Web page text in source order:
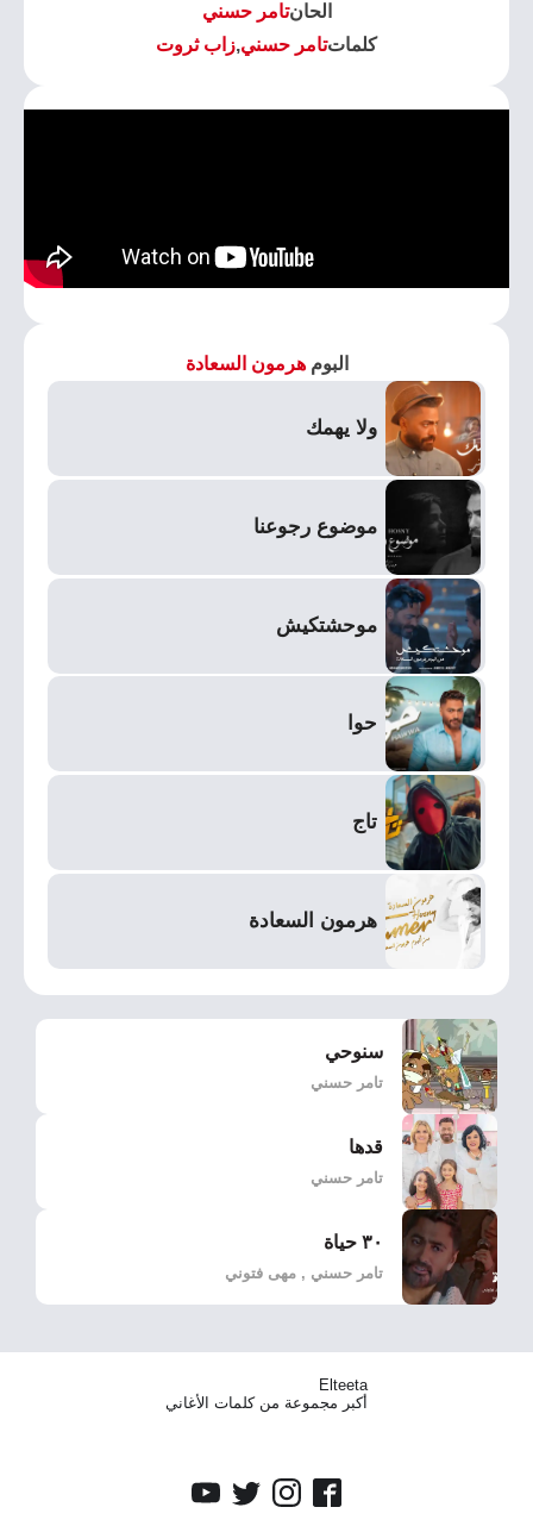
الحانتامر حسني
كلماتتامر حسني,زاب ثروت
البومهرمون السعادة
ولا يهمك
موضوع رجوعنا
موحشتكيش
حوا
تاج
هرمون السعادة
سنوحي
تامر حسني
قدها
تامر حسني
٣٠ حياة
تامر حسني , مهى فتوني
Elteeta
أكبر مجموعة من كلمات الأغاني